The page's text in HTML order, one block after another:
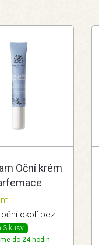
Oční krém
Péče o oční okolí bez vůně.
3 kusy
do 24 hodin.